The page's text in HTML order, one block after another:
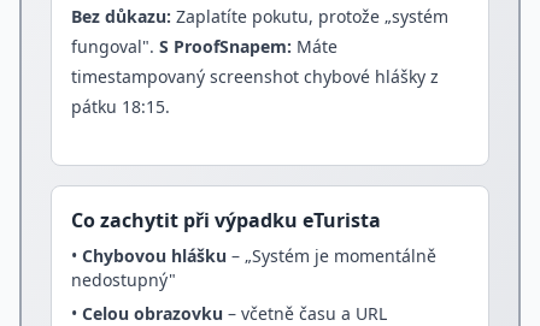
Bez důkazu: Zaplatíte pokutu, protože „systém
fungoval". S ProofSnapem: Máte
timestampovaný screenshot chybové hlášky z
pátku 18:15.
Co zachytit při výpadku eTurista
• Chybovou hlášku – „Systém je momentálně
nedostupný"
• Celou obrazovku – včetně času a URL